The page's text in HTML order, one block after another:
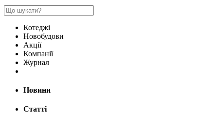
Котеджі
Новобудови
Акції
Компанії
Журнал
Новини
Статті